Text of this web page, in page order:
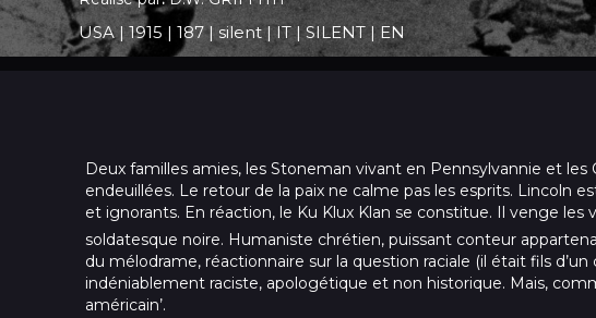
USA|1915 | 187| silent|IT| SILENT | EN
Deux familles amies, les Stoneman vivant en Pennsylvannie et
endeuillées. Le retour de la paix ne calme pas les esprits. Lincoln
et ignorants. En réaction, le Ku Klux Klan se constitue. Il venge
soldatesque noire. Humaniste chrétien, puissant conteur
du mélodrame, réactionnaire sur la question raciale (il était fils
indéniablement raciste, apologétique et non historique. Mais,
américain’.